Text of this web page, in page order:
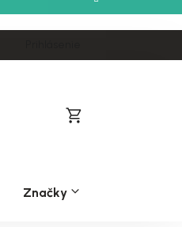
Nákupný
Značky